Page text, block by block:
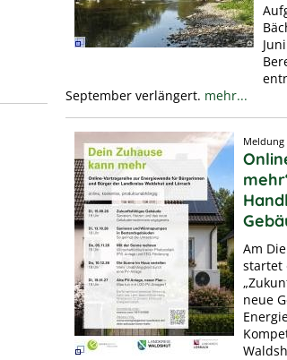
September verlängert. mehr...
Am
startet
neue